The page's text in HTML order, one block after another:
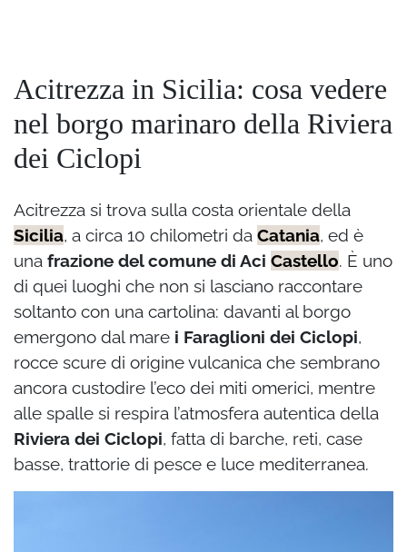
Acitrezza in Sicilia: cosa vedere
nel borgo marinaro della Riviera
dei Ciclopi
Acitrezza si trova sulla costa orientale della
Sicilia, a circa 10 chilometri da Catania, ed è
una frazione del comune di Aci Castello. È uno
di quei luoghi che non si lasciano raccontare
soltanto con una cartolina: davanti al borgo
emergono dal mare i Faraglioni dei Ciclopi,
rocce scure di origine vulcanica che sembrano
ancora custodire l’eco dei miti omerici, mentre
alle spalle si respira l’atmosfera autentica della
Riviera dei Ciclopi, fatta di barche, reti, case
basse, trattorie di pesce e luce mediterranea.